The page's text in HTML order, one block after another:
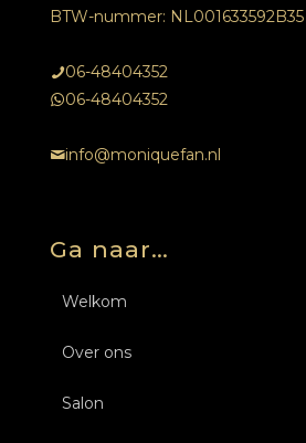
BTW-nummer: NL001633592B35
06-48404352
06-48404352
info@moniquefan.nl
Ga naar…
Welkom
Over ons
Salon